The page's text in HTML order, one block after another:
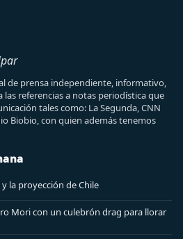
de prensa independiente, informativo,
las referencias a notas periodística que
tales como: La Segunda, CNN
Biobio, con quien además tenemos
la proyección de Chile
Mori con un culebrón drag para llorar